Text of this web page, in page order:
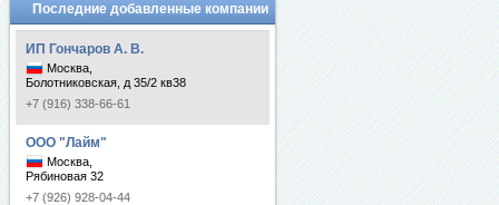
Последние добавленные компании
ИП Гончаров А. В.
Москва,
Болотниковская, д 35/2 кв38
+7 (916) 338-66-61
ООО "Лайм"
Москва,
Рябиновая 32
+7 (926) 928-04-44